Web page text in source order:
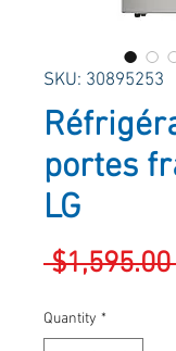
SKU: 30895253
portes
LG
Quantity *